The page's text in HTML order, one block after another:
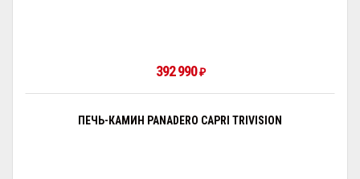
392 990₽
ПЕЧЬ-КАМИН PANADERO CAPRI TRIVISION